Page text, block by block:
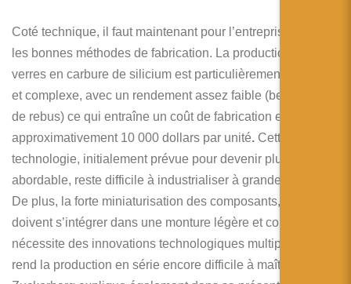
Coté technique, il faut maintenant pour l’entreprise trouver
les bonnes méthodes de fabrication. La production des
verres en carbure de silicium est particulièrement coûteuse
et complexe, avec un rendement assez faible (beaucoup
de rebus) ce qui entraîne un coût de fabrication estimé à
approximativement 10 000 dollars par unité. Cette
technologie, initialement prévue pour devenir plus
abordable, reste difficile à industrialiser à grande échelle.
De plus, la forte miniaturisation des composants, qui
doivent s’intégrer dans une monture légère et confortable,
nécessite des innovations technologiques multiples, ce qui
rend la production en série encore difficile à maîtriser. Mark